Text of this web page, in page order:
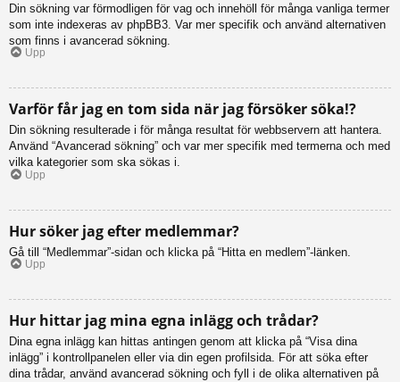
Din sökning var förmodligen för vag och innehöll för många vanliga termer
som inte indexeras av phpBB3. Var mer specifik och använd alternativen
som finns i avancerad sökning.
Upp
Varför får jag en tom sida när jag försöker söka!?
Din sökning resulterade i för många resultat för webbservern att hantera.
Använd “Avancerad sökning” och var mer specifik med termerna och med
vilka kategorier som ska sökas i.
Upp
Hur söker jag efter medlemmar?
Gå till “Medlemmar”-sidan och klicka på “Hitta en medlem”-länken.
Upp
Hur hittar jag mina egna inlägg och trådar?
Dina egna inlägg kan hittas antingen genom att klicka på “Visa dina
inlägg” i kontrollpanelen eller via din egen profilsida. För att söka efter
dina trådar, använd avancerad sökning och fyll i de olika alternativen på